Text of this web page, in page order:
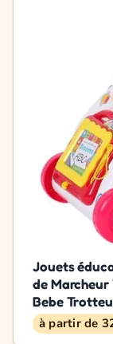
Jouets
de
Bebe
à partir de